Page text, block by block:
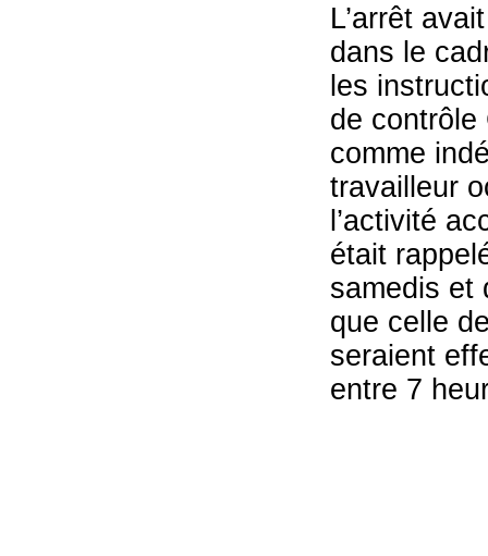
L’arrêt
dans le
les
de contrôle
comme
travailleur
l’activité
était
samedis et
que celle
seraient
entre 7